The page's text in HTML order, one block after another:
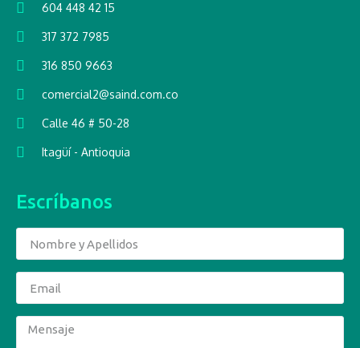
604 448 42 15
317 372 7985
316 850 9663
comercial2@saind.com.co
Calle 46 # 50-28
Itagüí - Antioquia
Escríbanos